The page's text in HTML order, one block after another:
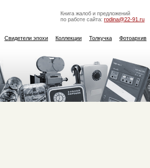
Книга жалоб и предложений
по работе сайта: rodina@22-91.ru
Свидетели эпохи Коллекции Толкучка Фотоархив